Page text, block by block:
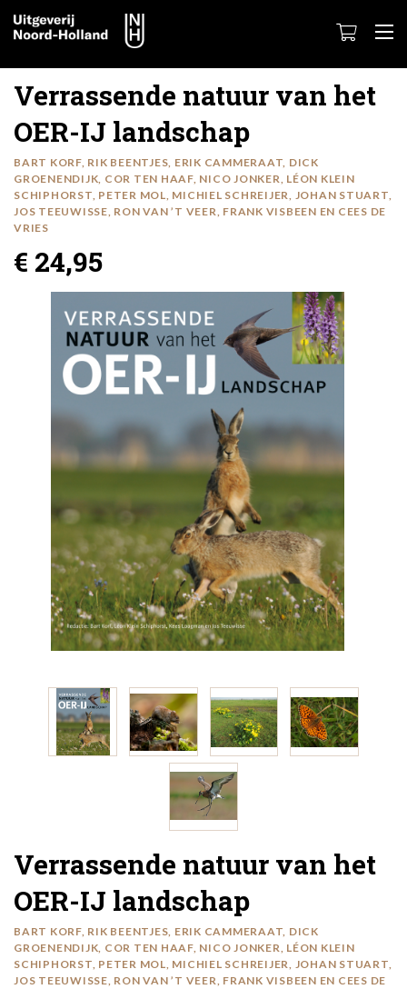
Verrassende natuur van het
OER-IJ landschap
BART KORF, RIK BEENTJES, ERIK CAMMERAAT, DICK
GROENENDIJK, COR TEN HAAF, NICO JONKER, LÉON KLEIN
SCHIPHORST, PETER MOL, MICHIEL SCHREIJER, JOHAN STUART,
JOS TEEUWISSE, RON VAN ’T VEER, FRANK VISBEEN EN CEES DE
VRIES
€ 24,95
Verrassende natuur van het
OER-IJ landschap
BART KORF, RIK BEENTJES, ERIK CAMMERAAT, DICK
GROENENDIJK, COR TEN HAAF, NICO JONKER, LÉON KLEIN
SCHIPHORST, PETER MOL, MICHIEL SCHREIJER, JOHAN STUART,
JOS TEEUWISSE, RON VAN ’T VEER, FRANK VISBEEN EN CEES DE